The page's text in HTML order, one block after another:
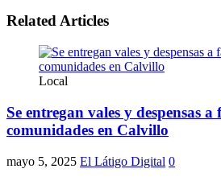
Related Articles
Local
Se entregan vales y despensas
comunidades en Calvillo
mayo 5, 2025 El Látigo Digital 0